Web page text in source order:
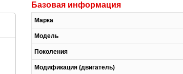
Базовая информация
Марка
Модель
Поколения
Модификация (двигатель)